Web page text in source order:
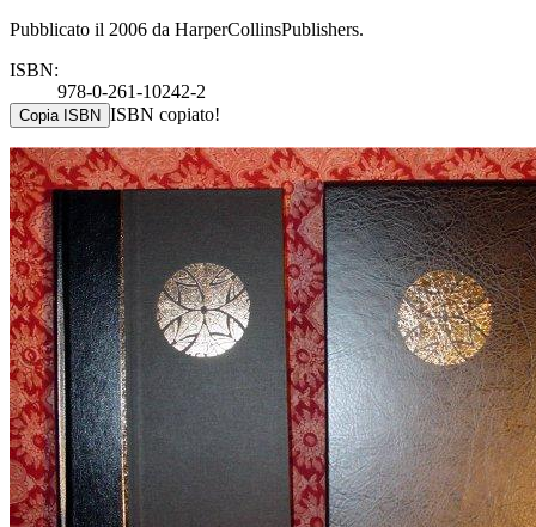
Pubblicato il 2006 da HarperCollinsPublishers.
ISBN:
978-0-261-10242-2
Copia ISBN ISBN copiato!